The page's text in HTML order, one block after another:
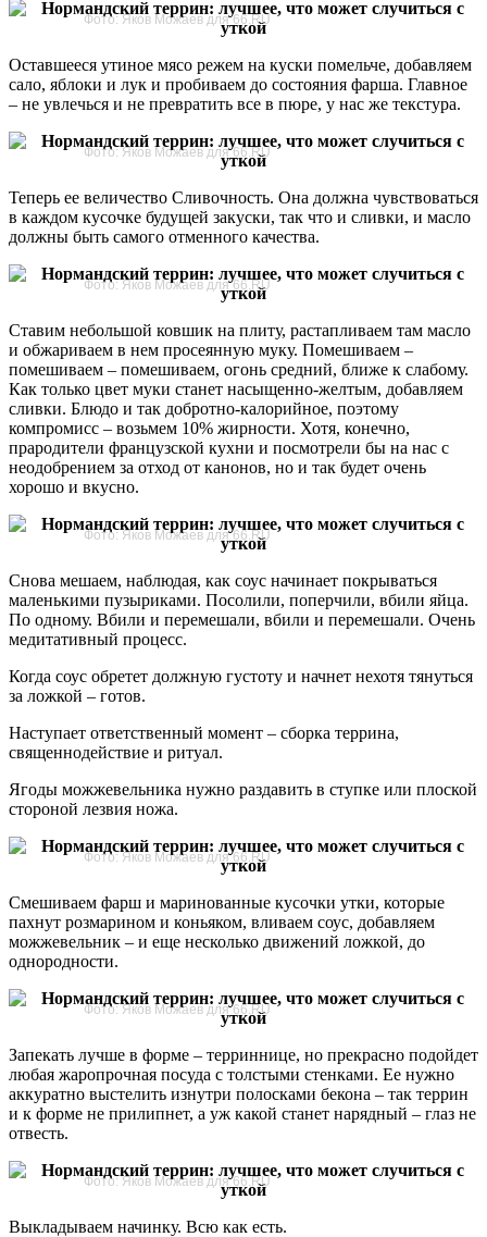
Фото: Яков Можаев для 66.RU
Оставшееся утиное мясо режем на куски помельче, добавляем
сало, яблоки и лук и пробиваем до состояния фарша. Главное
– не увлечься и не превратить все в пюре, у нас же текстура.
Фото: Яков Можаев для 66.RU
Теперь ее величество Сливочность. Она должна чувствоваться
в каждом кусочке будущей закуски, так что и сливки, и масло
должны быть самого отменного качества.
Фото: Яков Можаев для 66.RU
Ставим небольшой ковшик на плиту, растапливаем там масло
и обжариваем в нем просеянную муку. Помешиваем –
помешиваем – помешиваем, огонь средний, ближе к слабому.
Как только цвет муки станет насыщенно-желтым, добавляем
сливки. Блюдо и так добротно-калорийное, поэтому
компромисс – возьмем 10% жирности. Хотя, конечно,
прародители французской кухни и посмотрели бы на нас с
неодобрением за отход от канонов, но и так будет очень
хорошо и вкусно.
Фото: Яков Можаев для 66.RU
Снова мешаем, наблюдая, как соус начинает покрываться
маленькими пузыриками. Посолили, поперчили, вбили яйца.
По одному. Вбили и перемешали, вбили и перемешали. Очень
медитативный процесс.
Когда соус обретет должную густоту и начнет нехотя тянуться
за ложкой – готов.
Наступает ответственный момент – сборка террина,
священнодействие и ритуал.
Ягоды можжевельника нужно раздавить в ступке или плоской
стороной лезвия ножа.
Фото: Яков Можаев для 66.RU
Смешиваем фарш и маринованные кусочки утки, которые
пахнут розмарином и коньяком, вливаем соус, добавляем
можжевельник – и еще несколько движений ложкой, до
однородности.
Фото: Яков Можаев для 66.RU
Запекать лучше в форме – терриннице, но прекрасно подойдет
любая жаропрочная посуда с толстыми стенками. Ее нужно
аккуратно выстелить изнутри полосками бекона – так террин
и к форме не прилипнет, а уж какой станет нарядный – глаз не
отвесть.
Фото: Яков Можаев для 66.RU
Выкладываем начинку. Всю как есть.